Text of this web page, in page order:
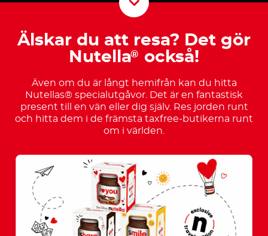
Älskar du att resa? Det gör
Nutella® också!
Även om du är långt hemifrån kan du hitta
Nutellas® specialutgåvor. Det är en fantastisk
present till en vän eller dig själv. Res jorden runt
och hitta dem i de främsta taxfree-butikerna runt
om i världen.